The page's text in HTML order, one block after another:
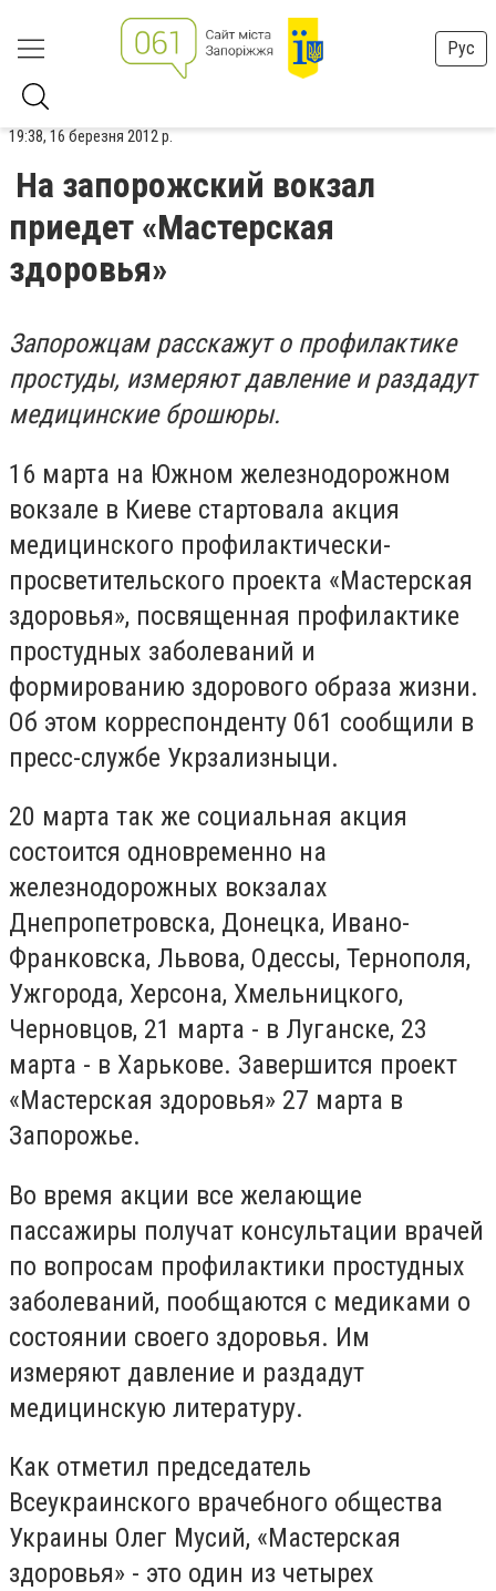
Рус
19:38, 16 березня 2012 р.
На запорожский вокзал
приедет «Мастерская
здоровья»
Запорожцам расскажут о профилактике
простуды, измеряют давление и раздадут
медицинские брошюры.
16 марта на Южном железнодорожном
вокзале в Киеве стартовала акция
медицинского профилактически-
просветительского проекта «Мастерская
здоровья», посвященная профилактике
простудных заболеваний и
формированию здорового образа жизни.
Об этом корреспонденту 061 сообщили в
пресс-службе Укрзализныци.
20 марта так же социальная акция
состоится одновременно на
железнодорожных вокзалах
Днепропетровска, Донецка, Ивано-
Франковска, Львова, Одессы, Тернополя,
Ужгорода, Херсона, Хмельницкого,
Черновцов, 21 марта - в Луганске, 23
марта - в Харькове. Завершится проект
«Мастерская здоровья» 27 марта в
Запорожье.
Во время акции все желающие
пассажиры получат консультации врачей
по вопросам профилактики простудных
заболеваний, пообщаются с медиками о
состоянии своего здоровья. Им
измеряют давление и раздадут
медицинскую литературу.
Как отметил председатель
Всеукраинского врачебного общества
Украины Олег Мусий, «Мастерская
здоровья» - это один из четырех